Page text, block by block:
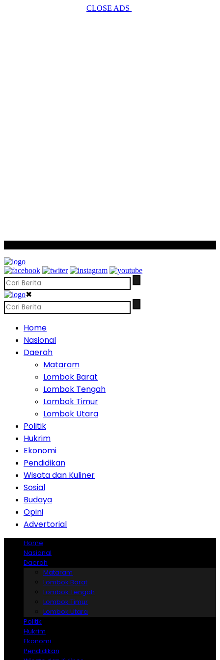
CLOSE ADS
✖
Home
Nasional
Daerah
Mataram
Lombok Barat
Lombok Tengah
Lombok Timur
Lombok Utara
Politik
Hukrim
Ekonomi
Pendidikan
Wisata dan Kuliner
Sosial
Budaya
Opini
Advertorial
Home
Nasional
Daerah
Mataram
Lombok Barat
Lombok Tengah
Lombok Timur
Lombok Utara
Politik
Hukrim
Ekonomi
Pendidikan